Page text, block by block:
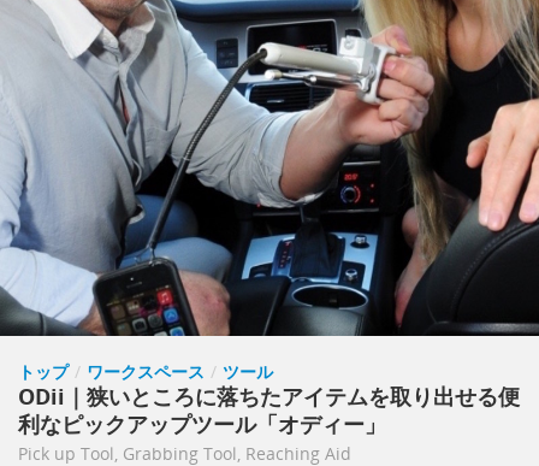
トップ / ワークスペース / ツール
ODii｜狭いところに落ちたアイテムを取り出せる便
利なピックアップツール「オディー」
Pick up Tool, Grabbing Tool, Reaching Aid